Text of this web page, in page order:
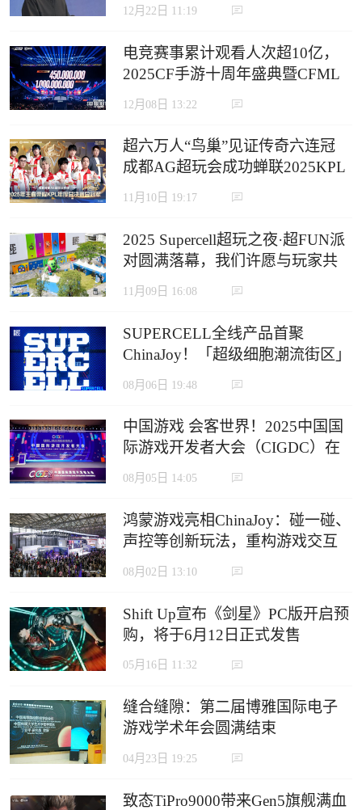
12月22日 11:19
电竞赛事累计观看人次超10亿，
2025CF手游十周年盛典暨CFML
秋季赛S18总决赛收官
12月08日 13:22
超六万人“鸟巢”见证传奇六连冠
成都AG超玩会成功蝉联2025KPL
年度总决赛冠军
11月10日 19:17
2025 Supercell超玩之夜·超FUN派
对圆满落幕，我们许愿与玩家共
赴下一个十年
11月09日 16:08
SUPERCELL全线产品首聚
ChinaJoy！「超级细胞潮流街区」
定义沉浸式游戏新生态
08月06日 19:48
中国游戏 会客世界！2025中国国
际游戏开发者大会（CIGDC）在
虹口北外滩成功举办
08月05日 14:05
鸿蒙游戏亮相ChinaJoy：碰一碰、
声控等创新玩法，重构游戏交互
边界
08月02日 13:10
Shift Up宣布《剑星》PC版开启预
购，将于6月12日正式发售
05月16日 11:32
缝合缝隙：第二届博雅国际电子
游戏学术年会圆满结束
04月23日 19:25
致态TiPro9000带来Gen5旗舰满血